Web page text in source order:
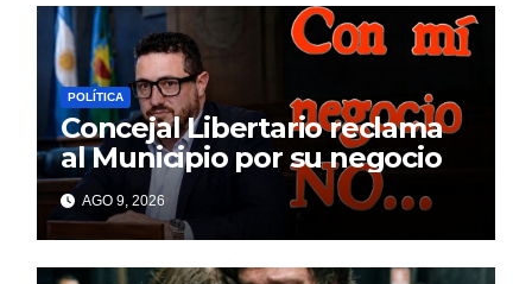
POLÍTICA
Concejal Libertario reclama
al Municipio por su negocio
AGO 9, 2026